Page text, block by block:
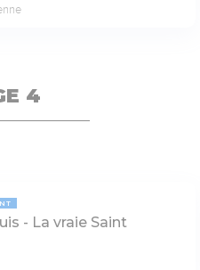
4
- La vraie Saint